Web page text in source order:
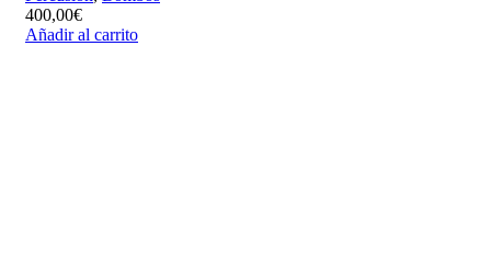
400,00€
Añadir al carrito